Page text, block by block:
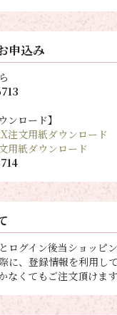
申込み
ンロード】
注文用紙ダウンロード
用紙ダウンロード
ログイン後当ショッピ
に、登録情報を利用し
なくてもご注文頂けます